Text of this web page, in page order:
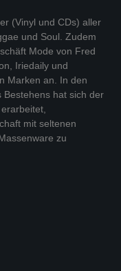
(Vinyl und CDs) aller
und Soul. Zudem
Mode von Fred
Iriedaily und
Marken an. In den
Bestehens hat sich der
mit seltenen
zu